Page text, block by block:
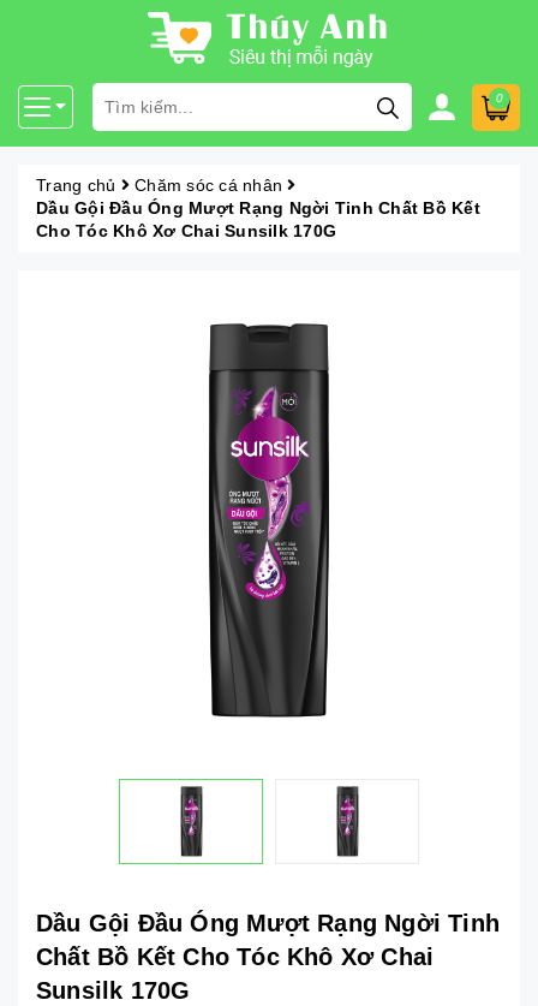
0
Trang chủ
Chăm sóc cá nhân
Dầu Gội Đầu Óng Mượt Rạng Ngời Tinh Chất Bồ Kết
Cho Tóc Khô Xơ Chai Sunsilk 170G
Dầu Gội Đầu Óng Mượt Rạng Ngời Tinh
Chất Bồ Kết Cho Tóc Khô Xơ Chai
Sunsilk 170G